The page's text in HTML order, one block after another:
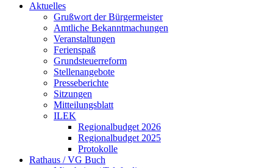
Aktuelles
Grußwort der Bürgermeister
Amtliche Bekanntmachungen
Veranstaltungen
Ferienspaß
Grundsteuerreform
Stellenangebote
Presseberichte
Sitzungen
Mitteilungsblatt
ILEK
Regionalbudget 2026
Regionalbudget 2025
Protokolle
Rathaus / VG Buch